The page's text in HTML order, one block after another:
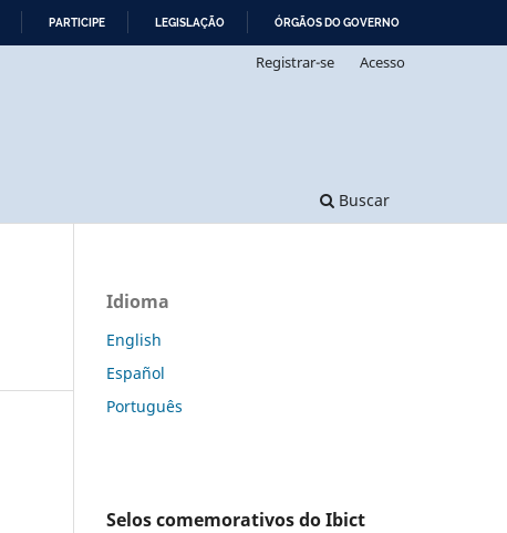
PARTICIPE LEGISLAÇÃO ÓRGÃOS DO GOVERNO
Buscar
Registrar-se Acesso
Idioma
English
Español
Português
Selos comemorativos do Ibict